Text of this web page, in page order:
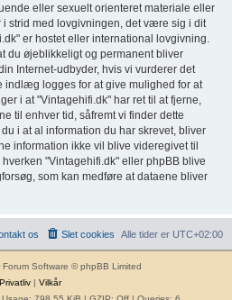
eller sexuelt orienteret materiale eller
strid med lovgivningen, det være sig i dit
er hostet eller international lovgivning.
du øjeblikkeligt og permanent bliver
Internet-udbyder, hvis vi vurderer det
indlæg logges for at give mulighed for at
i at "Vintagehifi.dk" har ret til at fjerne,
til enhver tid, såfremt vi finder dette
i at al information du har skrevet, bliver
information ikke vil blive videregivet til
"Vintagehifi.dk" eller phpBB blive
som kan medføre at dataene bliver
Alle tider er UTC+02:00
Slet cookies
os
Forum Software © phpBB Limited
Privatliv| Vilkår